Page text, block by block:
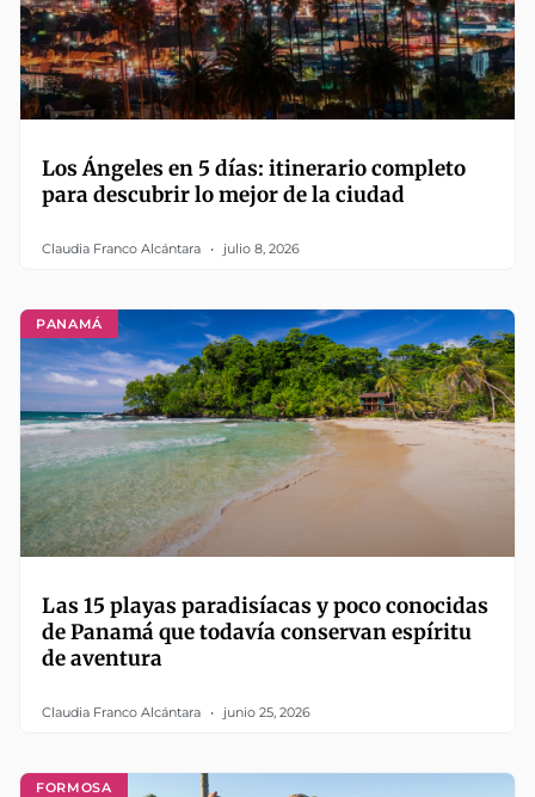
Los Ángeles en 5 días: itinerario completo
para descubrir lo mejor de la ciudad
Claudia Franco Alcántara julio 8, 2026
PANAMÁ
Las 15 playas paradisíacas y poco conocidas
de Panamá que todavía conservan espíritu
de aventura
Claudia Franco Alcántara junio 25, 2026
FORMOSA